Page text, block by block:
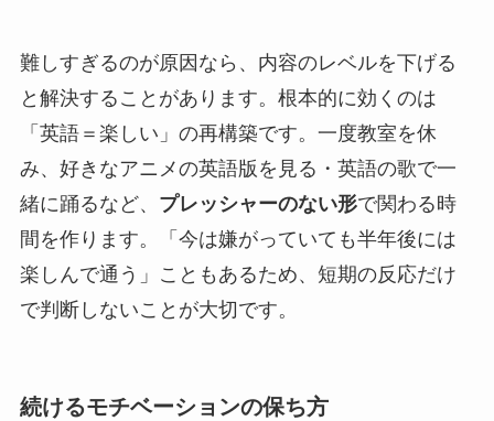
難しすぎるのが原因なら、内容のレベルを下げる
と解決することがあります。根本的に効くのは
「英語＝楽しい」の再構築です。一度教室を休
み、好きなアニメの英語版を見る・英語の歌で一
緒に踊るなど、 プレッシャーのない形で関わる時
間を作ります。「今は嫌がっていても半年後には
楽しんで通う」こともあるため、短期の反応だけ
で判断しないことが大切です。
続けるモチベーションの保ち方